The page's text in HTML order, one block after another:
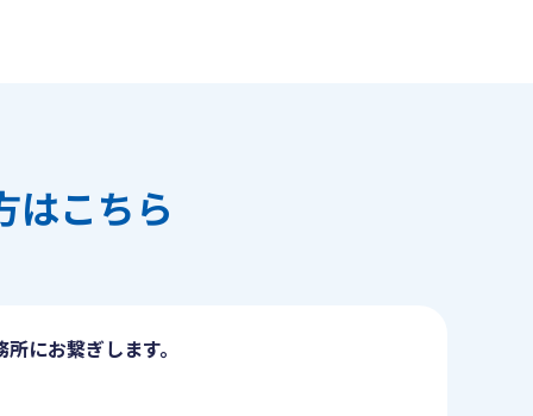
はこちら
にお繋ぎします。